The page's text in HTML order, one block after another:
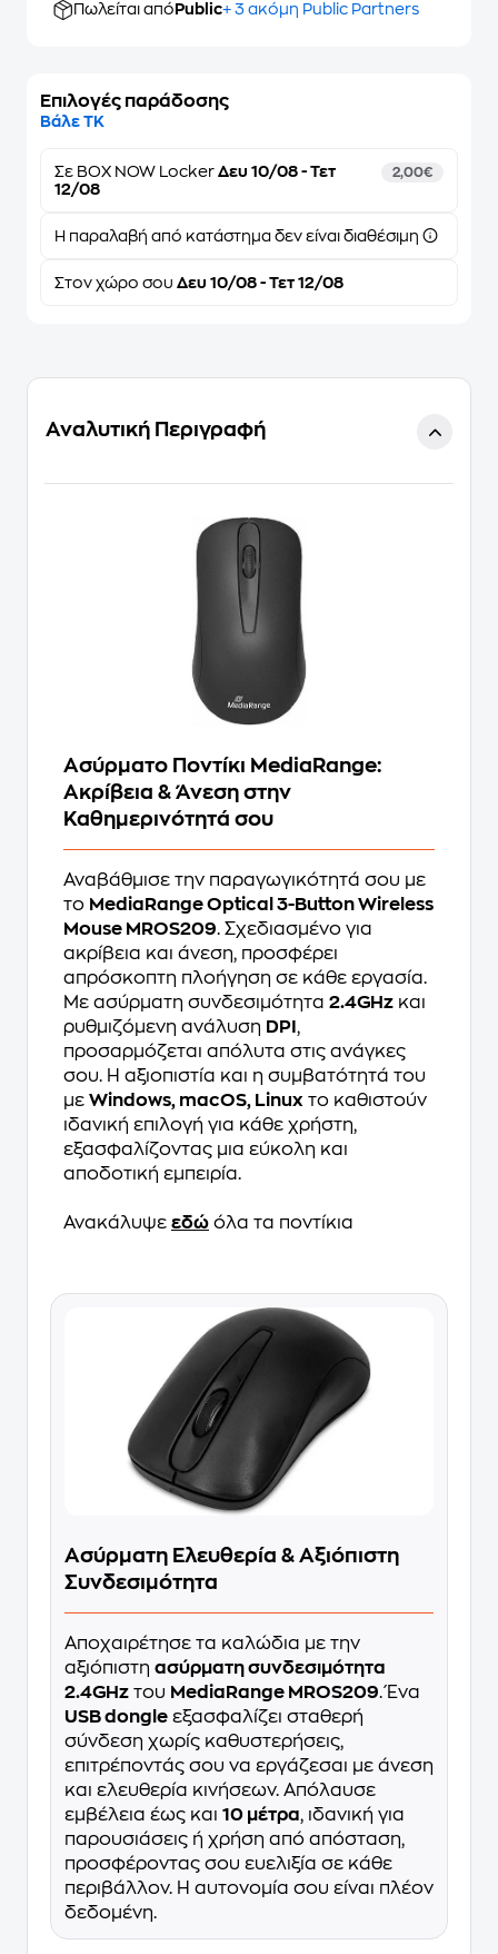
Πωλείται από Public+ 3 ακόμη Public Partners
Επιλογές παράδοσης
Βάλε ΤΚ
Σε BOX NOW Locker Δευ 10/08 - Τετ
12/08
2,00€
Η παραλαβή από κατάστημα δεν είναι διαθέσιμη
Στον χώρο σου Δευ 10/08 - Τετ 12/08
Αναλυτική Περιγραφή
Ασύρματο Ποντίκι MediaRange:
Ακρίβεια & Άνεση στην
Καθημερινότητά σου
Αναβάθμισε την παραγωγικότητά σου με
το MediaRange Optical 3-Button Wireless
Mouse MROS209. Σχεδιασμένο για
ακρίβεια και άνεση, προσφέρει
απρόσκοπτη πλοήγηση σε κάθε εργασία.
Με ασύρματη συνδεσιμότητα 2.4GHz και
ρυθμιζόμενη ανάλυση DPI ,
προσαρμόζεται απόλυτα στις ανάγκες
σου. Η αξιοπιστία και η συμβατότητά του
με Windows, macOS, Linux το καθιστούν
ιδανική επιλογή για κάθε χρήστη,
εξασφαλίζοντας μια εύκολη και
αποδοτική εμπειρία.
Ανακάλυψε εδώ όλα τα ποντίκια
Ασύρματη Ελευθερία & Αξιόπιστη
Συνδεσιμότητα
Αποχαιρέτησε τα καλώδια με την
αξιόπιστη ασύρματη συνδεσιμότητα
2.4GHz του MediaRange MROS209. Ένα
USB dongle εξασφαλίζει σταθερή
σύνδεση χωρίς καθυστερήσεις,
επιτρέποντάς σου να εργάζεσαι με άνεση
και ελευθερία κινήσεων. Απόλαυσε
εμβέλεια έως και 10 μέτρα, ιδανική για
παρουσιάσεις ή χρήση από απόσταση,
προσφέροντας σου ευελιξία σε κάθε
περιβάλλον. Η αυτονομία σου είναι πλέον
δεδομένη.